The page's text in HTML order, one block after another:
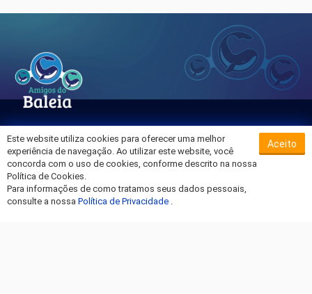
Sobre o Hospital da Baleia
Termos de Uso
Política de Privacidade
Entre em Contato
Este website utiliza cookies para oferecer uma melhor
experiência de navegação. Ao utilizar este website, você
concorda com o uso de cookies, conforme descrito na nossa
Política de Cookies.
Para informações de como tratamos seus dados pessoais,
consulte a nossa Política de Privacidade .
Aceito